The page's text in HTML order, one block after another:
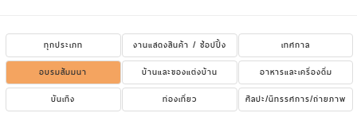
ทุกประเภท งานแสดงสินค้า / ช้อปปิ้ง
เทศกาล
อบรมสัมมนา
บ้านและของแต่งบ้าน
อาหารและเครื่องดื่ม
บันเทิง
ท่องเที่ยว
ศิลปะ/นิทรรศการ/ถ่ายภาพ